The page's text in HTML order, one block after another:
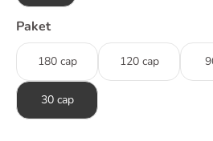
Paket
180 cap 120 cap
30 cap